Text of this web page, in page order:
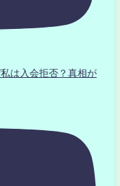
は入会拒否？真相が